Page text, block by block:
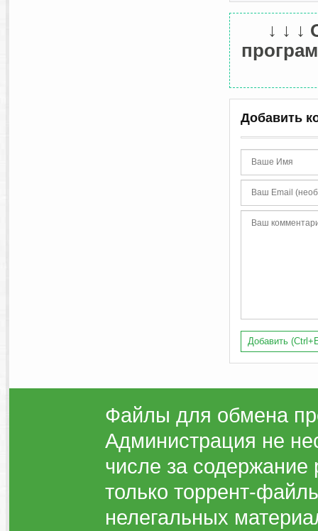
↓ ↓ ↓
Добавить
Добавить
Файлы для обмена
Администрация не
числе за
только торрент-
нелегальных